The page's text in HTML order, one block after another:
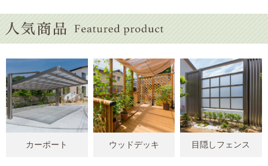
カーポート ウッドデッキ 目隠しフェンス